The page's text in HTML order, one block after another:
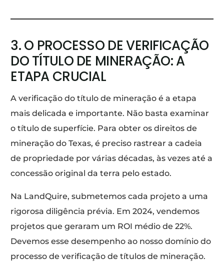
3. O PROCESSO DE VERIFICAÇÃO
DO TÍTULO DE MINERAÇÃO: A
ETAPA CRUCIAL
A verificação do título de mineração é a etapa
mais delicada e importante. Não basta examinar
o título de superfície. Para obter os direitos de
mineração do Texas, é preciso rastrear a cadeia
de propriedade por várias décadas, às vezes até a
concessão original da terra pelo estado.
Na LandQuire, submetemos cada projeto a uma
rigorosa diligência prévia. Em 2024, vendemos
projetos que geraram um ROI médio de 22%.
Devemos esse desempenho ao nosso domínio do
processo de verificação de títulos de mineração.